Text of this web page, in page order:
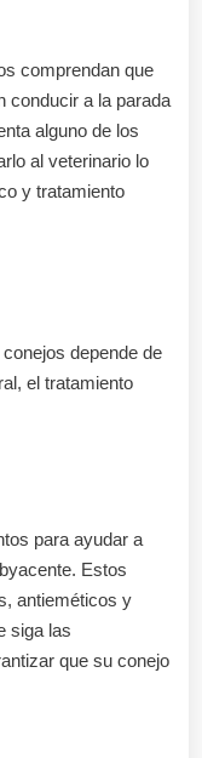
comprendan que
conducir a la parada
alguno de los
al veterinario lo
y tratamiento
depende de
el tratamiento
para ayudar a
Estos
antieméticos y
siga las
que su conejo